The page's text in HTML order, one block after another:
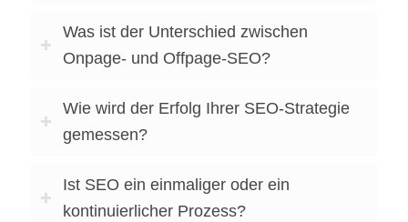
Was ist der Unterschied zwischen
Onpage- und Offpage-SEO?
Wie wird der Erfolg Ihrer SEO-Strategie
gemessen?
Ist SEO ein einmaliger oder ein
kontinuierlicher Prozess?